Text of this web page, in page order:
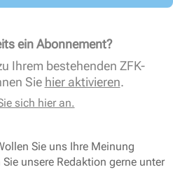
ein Abonnement?
Ihrem bestehenden ZFK-
Sie hier aktivieren.
sich hier an.
Sie uns Ihre Meinung
unsere Redaktion gerne unter